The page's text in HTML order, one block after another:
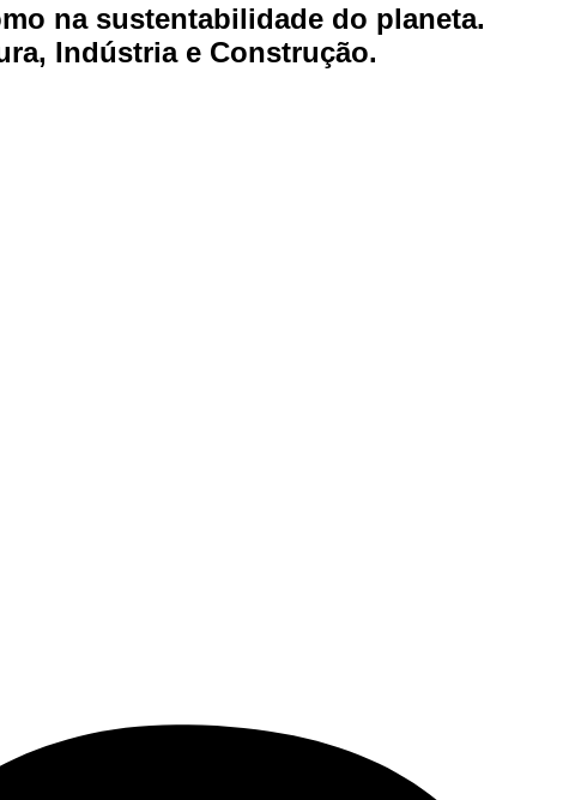
na sustentabilidade do planeta.
Indústria e Construção.